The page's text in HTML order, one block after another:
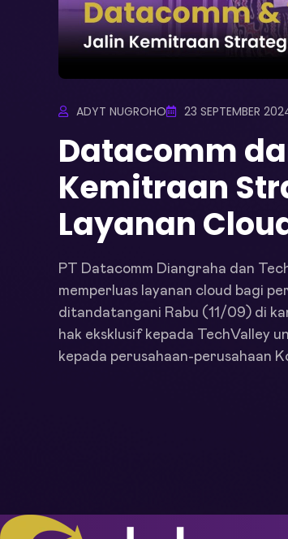
ADYT NUGROHO 23 SEPTEMBER
Datacomm
Kemitraan
Layanan
PT Datacomm Diangraha dan
memperluas layanan cloud bagi
ditandatangani Rabu (11/09) di
hak eksklusif kepada TechValley
kepada perusahaan-perusahaan